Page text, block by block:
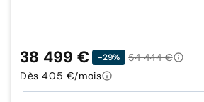
38 499 € -29%
54 444 €
Dès 405 €/mois